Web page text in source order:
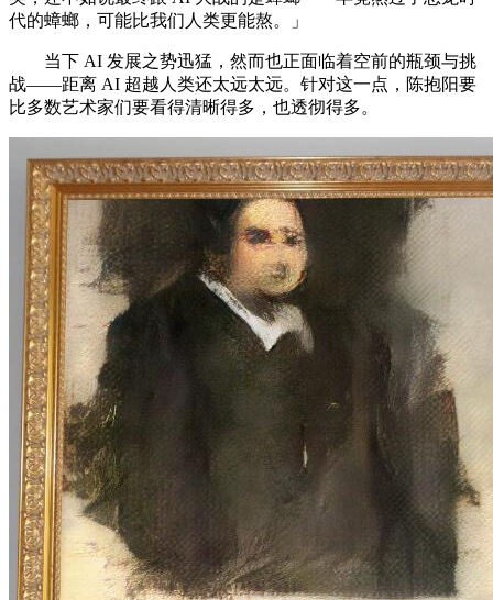
代的蟑螂，可能比我们人类更能熬。」
当下 AI 发展之势迅猛，然而也正面临着空前的瓶颈与挑
战——距离 AI 超越人类还太远太远。针对这一点，陈抱阳要
比多数艺术家们要看得清晰得多，也透彻得多。